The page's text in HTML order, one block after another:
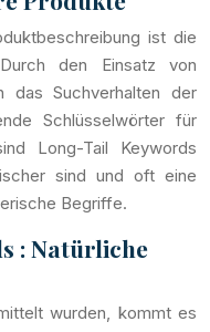
ist die
den Einsatz von
das Suchverhalten der
Schlüsselwörter für
Long-Tail Keywords
sind und oft eine
Begriffe.
: Natürliche
wurden, kommt es